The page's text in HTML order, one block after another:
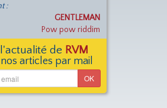
:
GENTLEMAN
Pow pow riddim
de RVM
articles par mail